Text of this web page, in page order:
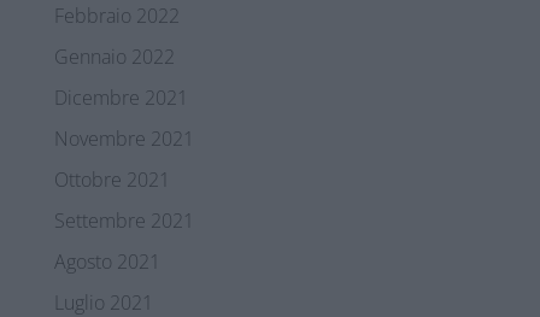
Febbraio 2022
Gennaio 2022
Dicembre 2021
Novembre 2021
Ottobre 2021
Settembre 2021
Agosto 2021
Luglio 2021